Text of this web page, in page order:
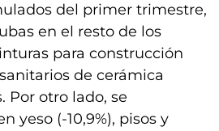
del primer trimestre,
en el resto de los
para construcción
de cerámica
Por otro lado, se
yeso (-10,9%), pisos y